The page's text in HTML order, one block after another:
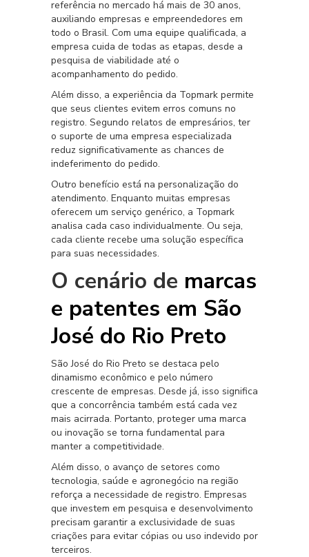
referência no mercado há mais de 30 anos,
auxiliando empresas e empreendedores em
todo o Brasil. Com uma equipe qualificada, a
empresa cuida de todas as etapas, desde a
pesquisa de viabilidade até o
acompanhamento do pedido.
Além disso, a experiência da Topmark permite
que seus clientes evitem erros comuns no
registro. Segundo relatos de empresários, ter
o suporte de uma empresa especializada
reduz significativamente as chances de
indeferimento do pedido.
Outro benefício está na personalização do
atendimento. Enquanto muitas empresas
oferecem um serviço genérico, a Topmark
analisa cada caso individualmente. Ou seja,
cada cliente recebe uma solução específica
para suas necessidades.
O cenário de marcas
e patentes em São
José do Rio Preto
São José do Rio Preto se destaca pelo
dinamismo econômico e pelo número
crescente de empresas. Desde já, isso significa
que a concorrência também está cada vez
mais acirrada. Portanto, proteger uma marca
ou inovação se torna fundamental para
manter a competitividade.
Além disso, o avanço de setores como
tecnologia, saúde e agronegócio na região
reforça a necessidade de registro. Empresas
que investem em pesquisa e desenvolvimento
precisam garantir a exclusividade de suas
criações para evitar cópias ou uso indevido por
terceiros.